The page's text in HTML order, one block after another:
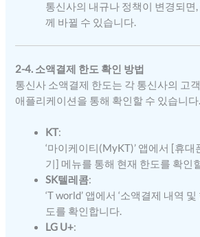
통신사의 내규나 정책이 변경되면
께 바뀔 수 있습니다.
2-4. 소액결제 한도 확인 방법
통신사 소액결제 한도는 각 통신사의 고
애플리케이션을 통해 확인할 수 있습니다.
KT:
‘마이케이티(MyKT)’ 앱에서 [휴
기] 메뉴를 통해 현재 한도를 확인
SK텔레콤:
‘T world’ 앱에서 ‘소액결제 내역
도를 확인합니다.
LG U+: